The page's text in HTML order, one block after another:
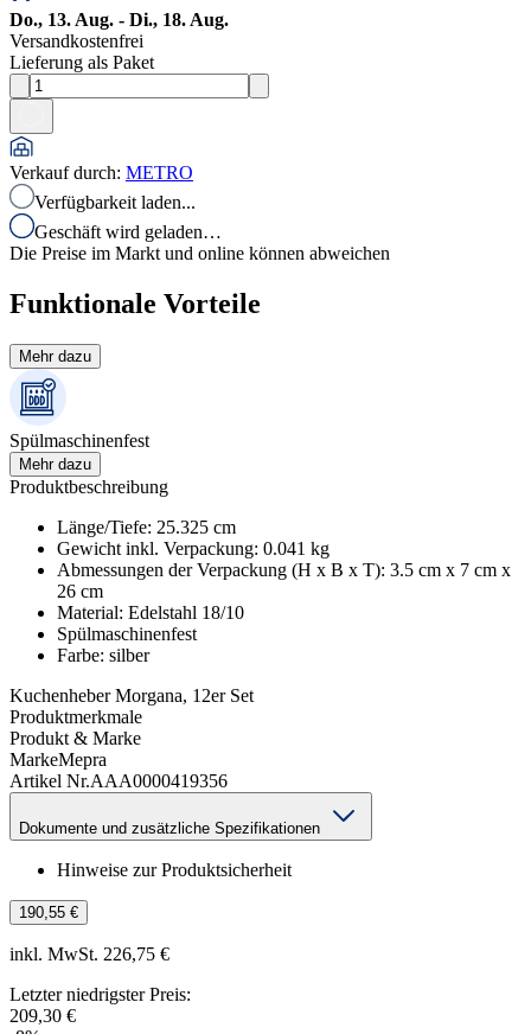
Do., 13. Aug. - Di., 18. Aug.
Versandkostenfrei
Lieferung als Paket
Verkauf durch: METRO
Verfügbarkeit laden...
Geschäft wird geladen…
Die Preise im Markt und online können abweichen
Funktionale Vorteile
Mehr dazu
Spülmaschinenfest
Mehr dazu
Produktbeschreibung
Länge/Tiefe: 25.325 cm
Gewicht inkl. Verpackung: 0.041 kg
Abmessungen der Verpackung (H x B x T): 3.5 cm x 7 cm x
26 cm
Material: Edelstahl 18/10
Spülmaschinenfest
Farbe: silber
Kuchenheber Morgana, 12er Set
Produktmerkmale
Produkt & Marke
MarkeMepra
Artikel Nr.AAA0000419356
Dokumente und zusätzliche Spezifikationen
Hinweise zur Produktsicherheit
190,55 €
inkl. MwSt. 226,75 €
Letzter niedrigster Preis:
209,30 €